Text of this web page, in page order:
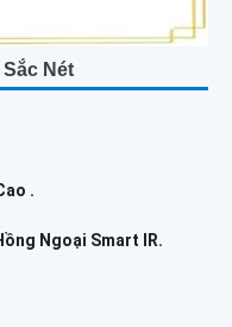
Nét
.
Ngoại Smart IR.